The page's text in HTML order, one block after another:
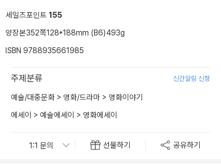
세일즈포인트 155
양장본352쪽128*188mm (B6)493g
ISBN 9788935661985
주제분류 신간알림 신청
예술/대중문화 > 영화/드라마 > 영화이야기
에세이 > 예술에세이 > 영화에세이
선물하기 공유하기